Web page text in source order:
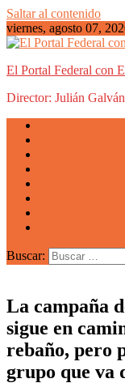
Saltar al contenido
viernes, agosto 07,
El Portal Federal con
Director: Julián Galván
Buscar:
La campaña
sigue en
rebaño, pero
grupo que va